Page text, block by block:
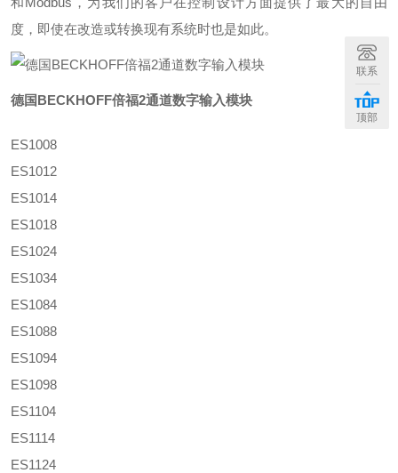
度，即使在改造或转换现有系统时也是如此。
德国BECKHOFF倍福2通道数字输入模块
ES1008
ES1012
ES1014
ES1018
ES1024
ES1034
ES1084
ES1088
ES1094
ES1098
ES1104
ES1114
ES1124
联系
顶部